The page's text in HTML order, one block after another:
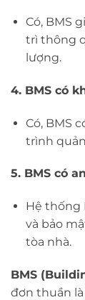
Có, BMS
trì thông
lượng.
4. BMS có
Có, BMS
trình
5. BMS có
Hệ thống
và bảo
tòa nhà.
BMS
đơn thuần